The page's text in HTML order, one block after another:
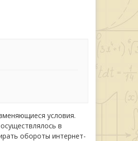
условия.
в
обороты интернет-